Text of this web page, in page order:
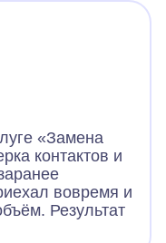
«Замена
контактов и
вовремя и
Результат